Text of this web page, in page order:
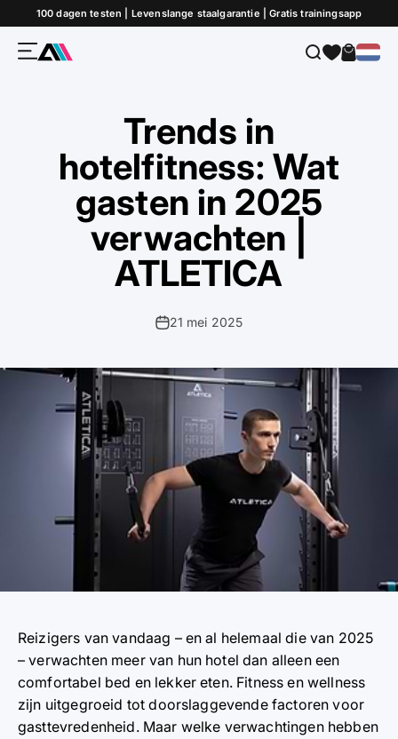
Naar inhoud
100 dagen testen | Levenslange staalgarantie | Gratis trainingsapp
MenuATLETICA Zoeken
Trends in
hotelfitness: Wat
gasten in 2025
verwachten |
ATLETICA
21 mei 2025
Reizigers van vandaag – en al helemaal die van 2025
– verwachten meer van hun hotel dan alleen een
comfortabel bed en lekker eten. Fitness en wellness
zijn uitgegroeid tot doorslaggevende factoren voor
gasttevredenheid. Maar welke verwachtingen hebben